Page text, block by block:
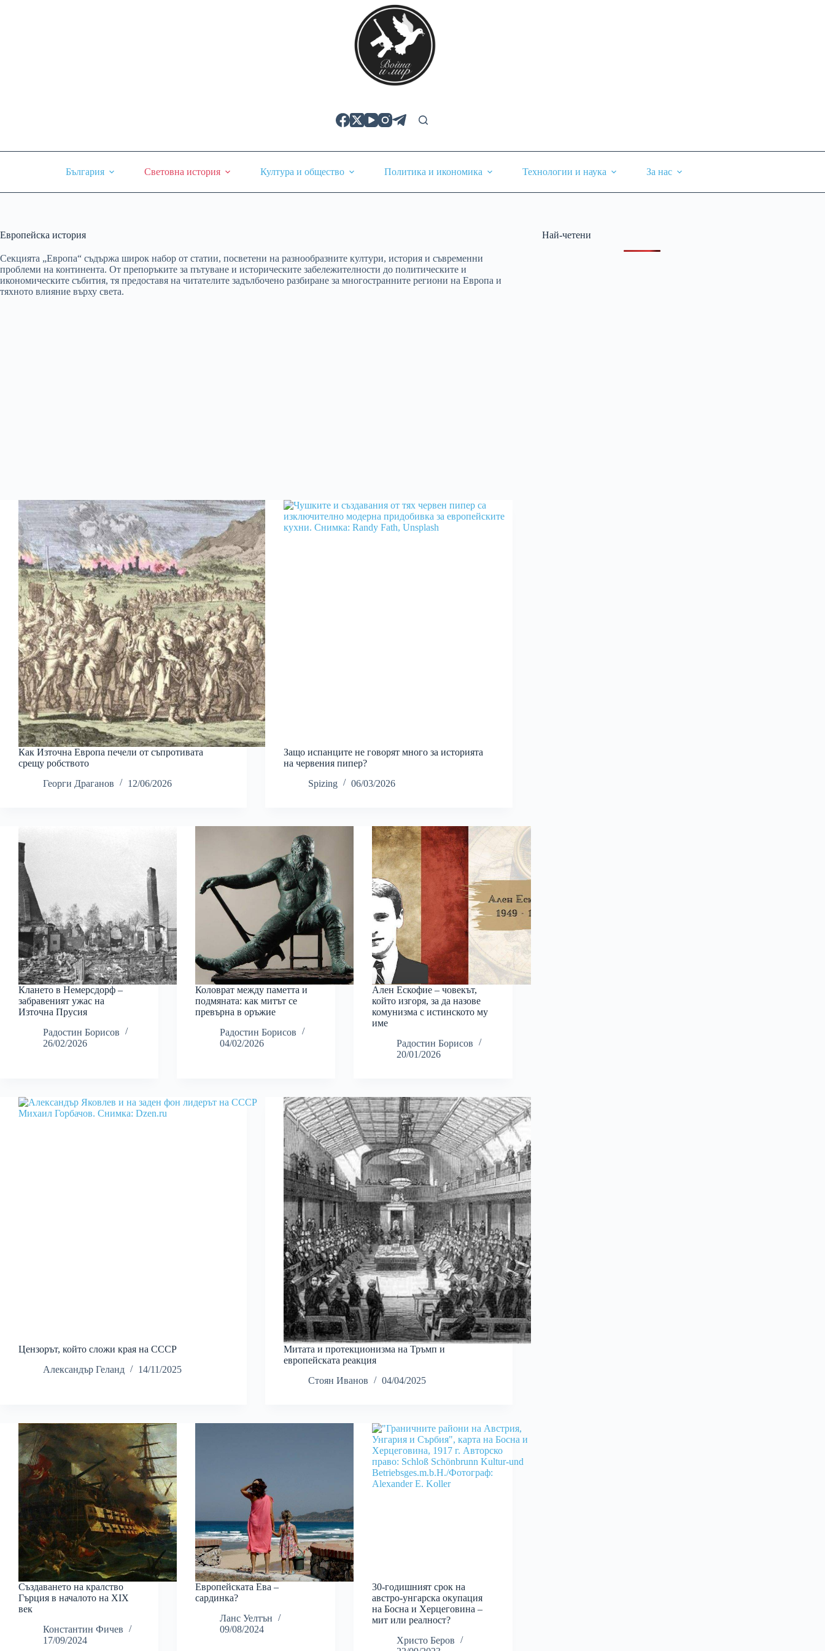
България Световна история Култура и общество Политика и икономика Технологии и наука За нас
Европейска история
Секцията „Европа“ съдържа широк набор от статии, посветени на разнообразните култури, история и съвременни
проблеми на континента. От препоръките за пътуване и историческите забележителности до политическите и
икономическите събития, тя предоставя на читателите задълбочено разбиране за многостранните региони на Европа и
тяхното влияние върху света.
Как Източна Европа печели от съпротивата
срещу робството
Георги Драганов
12/06/2026
Защо испанците не говорят много за историята
на червения пипер?
Spizing
06/03/2026
Клането в Немерсдорф –
забравеният ужас на
Източна Прусия
Радостин Борисов
26/02/2026
Коловрат между паметта и
подмяната: как митът се
превърна в оръжие
Радостин Борисов
04/02/2026
Ален Ескофие – човекът,
който изгоря, за да назове
комунизма с истинското му
име
Радостин Борисов
20/01/2026
Цензорът, който сложи края на СССР
Александър Геланд
14/11/2025
Митата и протекционизма на Тръмп и
европейската реакция
Стоян Иванов
04/04/2025
Създаването на кралство
Гърция в началото на XIX
век
Константин Фичев
17/09/2024
Европейската Ева –
сардинка?
Ланс Уелтън
09/08/2024
30-годишният срок на
австро-унгарска окупация
на Босна и Херцеговина –
мит или реалност?
Христо Беров
Най-четени